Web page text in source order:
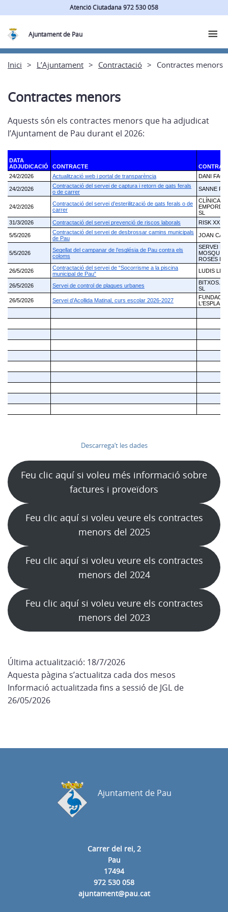
Atenció Ciutadana 972 530 058
Ajuntament de Pau
Inici L’Ajuntament Contractació Contractes menors
Contractes menors
Aquests són els contractes menors que ha adjudicat
l’Ajuntament de Pau durant el 2026:
Descarrega’t les dades
Feu clic aquí si voleu més informació sobre
factures i proveïdors
Feu clic aquí si voleu veure els contractes
menors del 2025
Feu clic aquí si voleu veure els contractes
menors del 2024
Feu clic aquí si voleu veure els contractes
menors del 2023
Última actualització: 18/7/2026
Aquesta pàgina s’actualitza cada dos mesos
Informació actualitzada fins a sessió de JGL de
26/05/2026
Carrer del rei, 2
Pau
17494
972 530 058
ajuntament@pau.cat
Ajuntament de Pau